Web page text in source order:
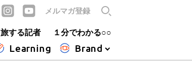
旅する記者 １分でわかる○○
Learning Brand
メルマガ登録